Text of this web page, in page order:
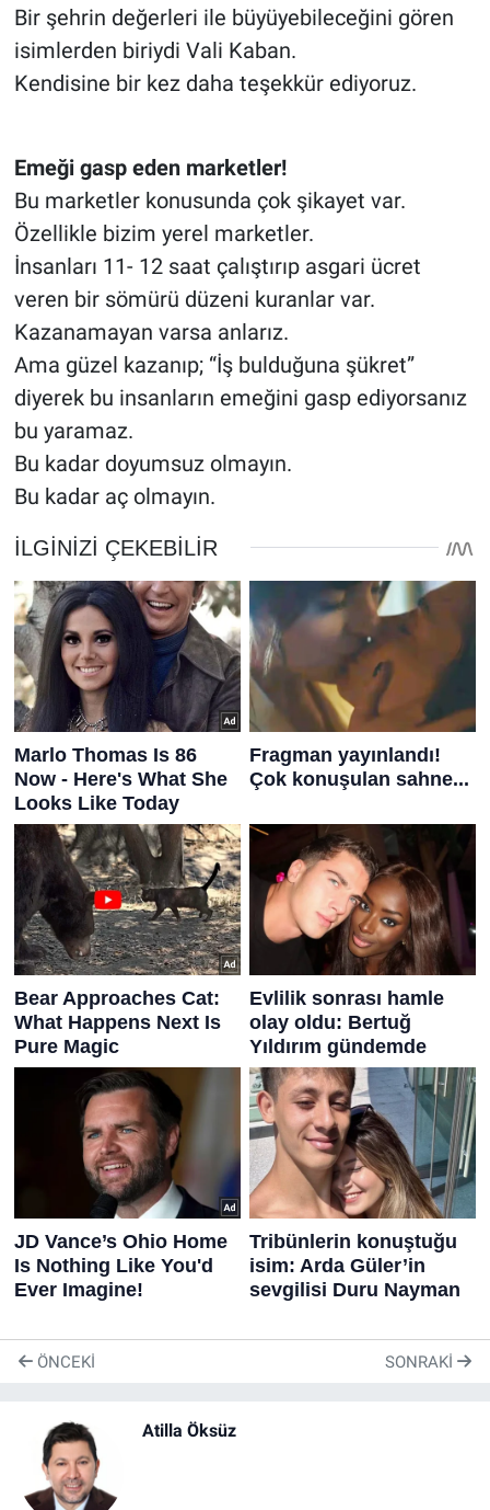
Bir şehrin değerleri ile büyüyebileceğini gören
isimlerden biriydi Vali Kaban.
Kendisine bir kez daha teşekkür ediyoruz.
Emeği gasp eden marketler!
Bu marketler konusunda çok şikayet var.
Özellikle bizim yerel marketler.
İnsanları 11- 12 saat çalıştırıp asgari ücret
veren bir sömürü düzeni kuranlar var.
Kazanamayan varsa anlarız.
Ama güzel kazanıp; “İş bulduğuna şükret”
diyerek bu insanların emeğini gasp ediyorsanız
bu yaramaz.
Bu kadar doyumsuz olmayın.
Bu kadar aç olmayın.
ÖNCEKI SONRAKI
Atilla Öksüz